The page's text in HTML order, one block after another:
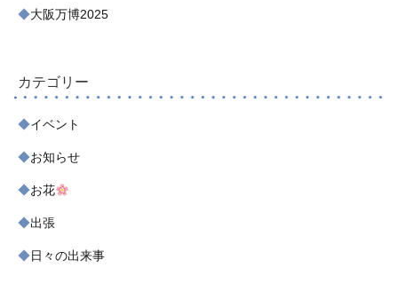
大阪万博2025
カテゴリー
イベント
お知らせ
お花
出張
日々の出来事